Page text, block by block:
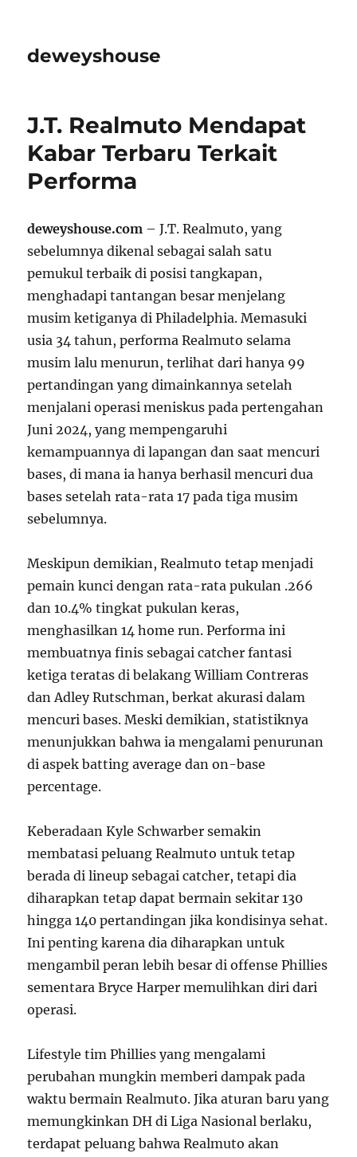
deweyshouse
J.T. Realmuto Mendapat
Kabar Terbaru Terkait
Performa
deweyshouse.com – J.T. Realmuto, yang
sebelumnya dikenal sebagai salah satu
pemukul terbaik di posisi tangkapan,
menghadapi tantangan besar menjelang
musim ketiganya di Philadelphia. Memasuki
usia 34 tahun, performa Realmuto selama
musim lalu menurun, terlihat dari hanya 99
pertandingan yang dimainkannya setelah
menjalani operasi meniskus pada pertengahan
Juni 2024, yang mempengaruhi
kemampuannya di lapangan dan saat mencuri
bases, di mana ia hanya berhasil mencuri dua
bases setelah rata-rata 17 pada tiga musim
sebelumnya.
Meskipun demikian, Realmuto tetap menjadi
pemain kunci dengan rata-rata pukulan .266
dan 10.4% tingkat pukulan keras,
menghasilkan 14 home run. Performa ini
membuatnya finis sebagai catcher fantasi
ketiga teratas di belakang William Contreras
dan Adley Rutschman, berkat akurasi dalam
mencuri bases. Meski demikian, statistiknya
menunjukkan bahwa ia mengalami penurunan
di aspek batting average dan on-base
percentage.
Keberadaan Kyle Schwarber semakin
membatasi peluang Realmuto untuk tetap
berada di lineup sebagai catcher, tetapi dia
diharapkan tetap dapat bermain sekitar 130
hingga 140 pertandingan jika kondisinya sehat.
Ini penting karena dia diharapkan untuk
mengambil peran lebih besar di offense Phillies
sementara Bryce Harper memulihkan diri dari
operasi.
Lifestyle tim Phillies yang mengalami
perubahan mungkin memberi dampak pada
waktu bermain Realmuto. Jika aturan baru yang
memungkinkan DH di Liga Nasional berlaku,
terdapat peluang bahwa Realmuto akan